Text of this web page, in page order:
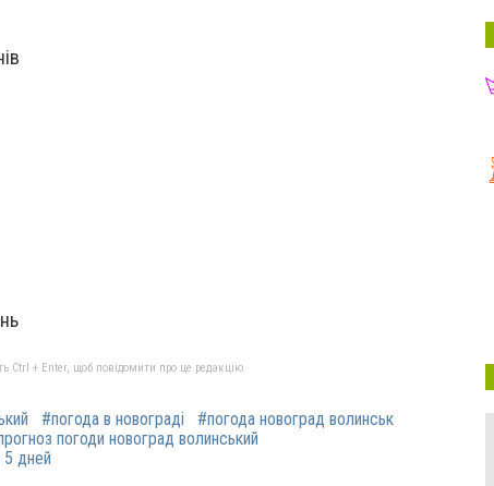
Ctrl + Enter, щоб повідомити про це редакцію
#погода в новограді
#погода новоград волинськ
погоди новоград волинський
5 дней